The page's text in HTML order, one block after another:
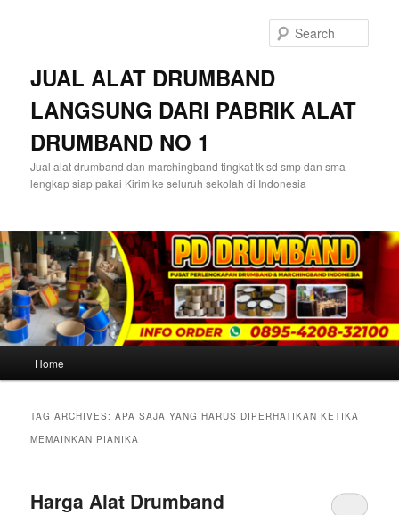
JUAL ALAT DRUMBAND
LANGSUNG DARI PABRIK ALAT
DRUMBAND NO 1
Jual alat drumband dan marchingband tingkat tk sd smp dan sma
lengkap siap pakai Kirim ke seluruh sekolah di Indonesia
Home
TAG ARCHIVES:APA SAJA YANG HARUS DIPERHATIKAN KETIKA
MEMAINKAN PIANIKA
Harga Alat Drumband